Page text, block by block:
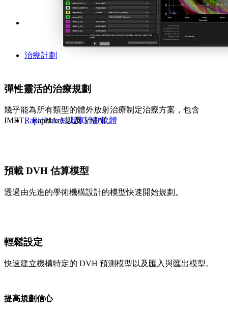
治療計劃
RapidPlan 知識庫計劃軟體
彈性靈活的治療規劃
幾乎能為所有類型的體外放射治療制定治療方案，包含
IMRT、RapidArc 以及 VMAT。
預載 DVH 估算模型
透過由先進的學術機構設計的模型快速開始規劃。
輕鬆設定
快速建立機構特定的 DVH 預測模型以及匯入與匯出模型。
提高規劃信心